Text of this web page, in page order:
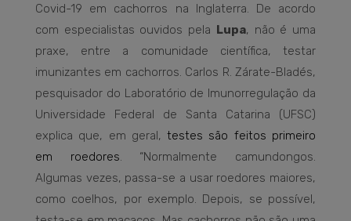
Covid-19 em cachorros na Inglaterra. De acordo
com especialistas ouvidos pela Lupa, não é uma
praxe, entre a comunidade científica, testar
imunizantes em cachorros. Carlos R. Zárate-Bladés,
pesquisador do Laboratório de Imunorregulação da
Universidade Federal de Santa Catarina (UFSC)
explica que, em geral, testes são feitos primeiro
em roedores. “Normalmente camundongos.
Algumas vezes, passa-se a usar roedores maiores,
como coelhos, por exemplo. Depois, se possível,